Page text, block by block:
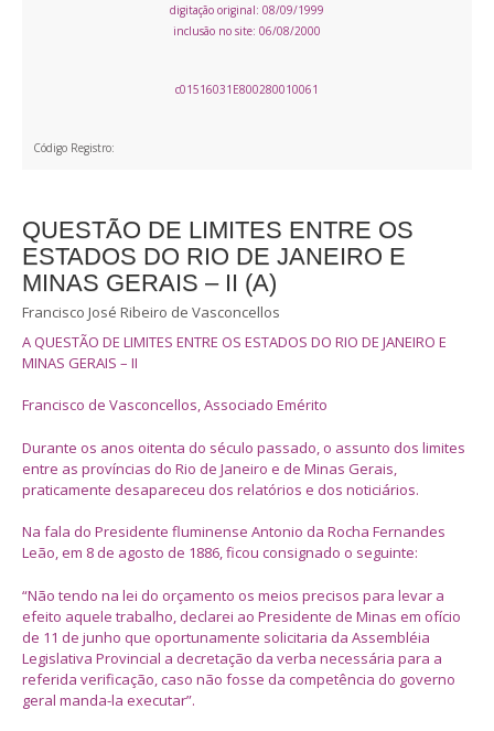
digitação original: 08/09/1999
inclusão no site: 06/08/2000
c01516031E800280010061
Código Registro:
QUESTÃO DE LIMITES ENTRE OS
ESTADOS DO RIO DE JANEIRO E
MINAS GERAIS – II (A)
Francisco José Ribeiro de Vasconcellos
A QUESTÃO DE LIMITES ENTRE OS ESTADOS DO RIO DE JANEIRO E
MINAS GERAIS – II
Francisco de Vasconcellos, Associado Emérito
Durante os anos oitenta do século passado, o assunto dos limites
entre as províncias do Rio de Janeiro e de Minas Gerais,
praticamente desapareceu dos relatórios e dos noticiários.
Na fala do Presidente fluminense Antonio da Rocha Fernandes
Leão, em 8 de agosto de 1886, ficou consignado o seguinte:
“Não tendo na lei do orçamento os meios precisos para levar a
efeito aquele trabalho, declarei ao Presidente de Minas em ofício
de 11 de junho que oportunamente solicitaria da Assembléia
Legislativa Provincial a decretação da verba necessária para a
referida verificação, caso não fosse da competência do governo
geral manda-la executar”.